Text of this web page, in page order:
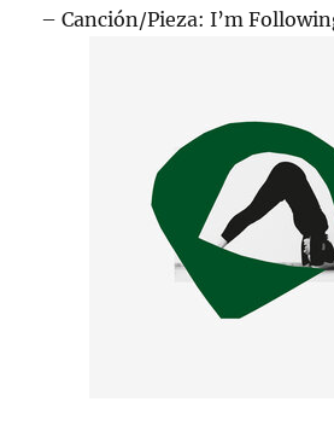
– Canción/Pieza: I’m